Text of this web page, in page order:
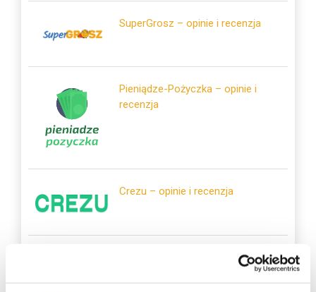
SuperGrosz – opinie i recenzja
Pieniądze-Pożyczka – opinie i
recenzja
Crezu – opinie i recenzja